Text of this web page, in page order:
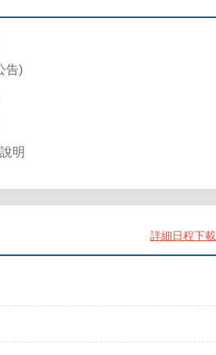
告)
明
詳細日程下載